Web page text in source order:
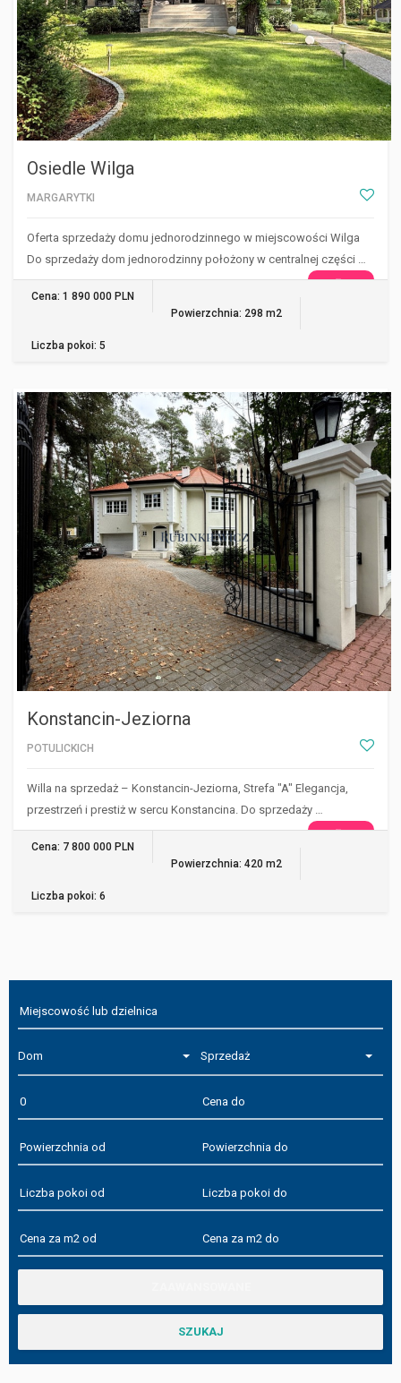
Osiedle Wilga
MARGARYTKI
Oferta sprzedaży domu jednorodzinnego w miejscowości Wilga
Do sprzedaży dom jednorodzinny położony w centralnej części …
WIĘCEJ
Cena: 1 890 000 PLN
Powierzchnia: 298 m2
Liczba pokoi: 5
KONSTANCIN-JEZIORNA
Konstancin-Jeziorna
POTULICKICH
Willa na sprzedaż – Konstancin-Jeziorna, Strefa "A" Elegancja,
przestrzeń i prestiż w sercu Konstancina. Do sprzedaży …
WIĘCEJ
Cena: 7 800 000 PLN
Powierzchnia: 420 m2
Liczba pokoi: 6
Dom Sprzedaż